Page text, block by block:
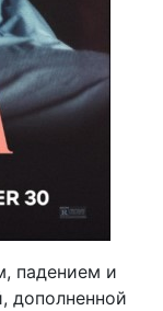
падением и
дополненной